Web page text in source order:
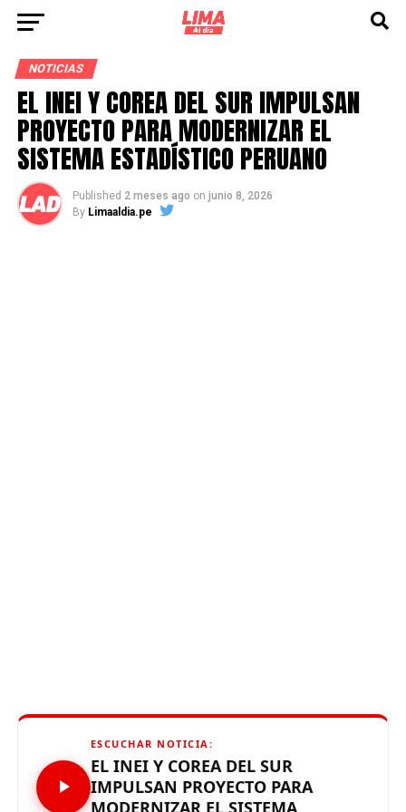
NOTICIAS
EL INEI Y COREA DEL SUR IMPULSAN
PROYECTO PARA MODERNIZAR EL
SISTEMA ESTADÍSTICO PERUANO
Published 2 meses ago on junio 8, 2026
By Limaaldia.pe
ESCUCHAR NOTICIA:
EL INEI Y COREA DEL SUR
IMPULSAN PROYECTO PARA
MODERNIZAR EL SISTEMA